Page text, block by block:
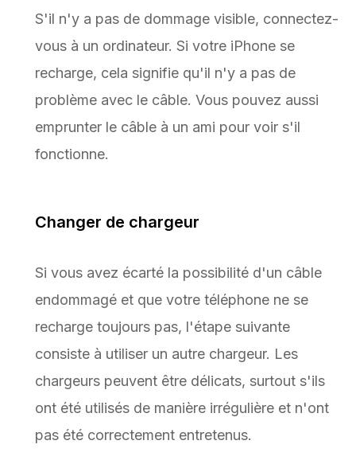
S'il n'y a pas de dommage visible, connectez-
vous à un ordinateur. Si votre iPhone se
recharge, cela signifie qu'il n'y a pas de
problème avec le câble. Vous pouvez aussi
emprunter le câble à un ami pour voir s'il
fonctionne.
Changer de chargeur
Si vous avez écarté la possibilité d'un câble
endommagé et que votre téléphone ne se
recharge toujours pas, l'étape suivante
consiste à utiliser un autre chargeur. Les
chargeurs peuvent être délicats, surtout s'ils
ont été utilisés de manière irrégulière et n'ont
pas été correctement entretenus.